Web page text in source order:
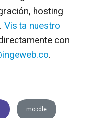
hosting
Visita nuestro
con
.
moodle